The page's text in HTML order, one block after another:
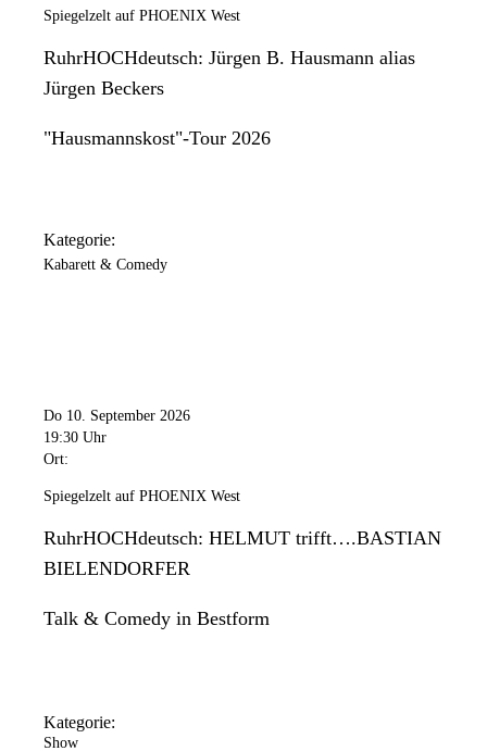
Spiegelzelt auf PHOENIX West
RuhrHOCHdeutsch: Jürgen B. Hausmann alias
Jürgen Beckers
"Hausmannskost"-Tour 2026
Kategorie:
Kabarett & Comedy
Do 10. September 2026
19:30 Uhr
Ort:
Spiegelzelt auf PHOENIX West
RuhrHOCHdeutsch: HELMUT trifft….BASTIAN
BIELENDORFER
Talk & Comedy in Bestform
Kategorie:
Show